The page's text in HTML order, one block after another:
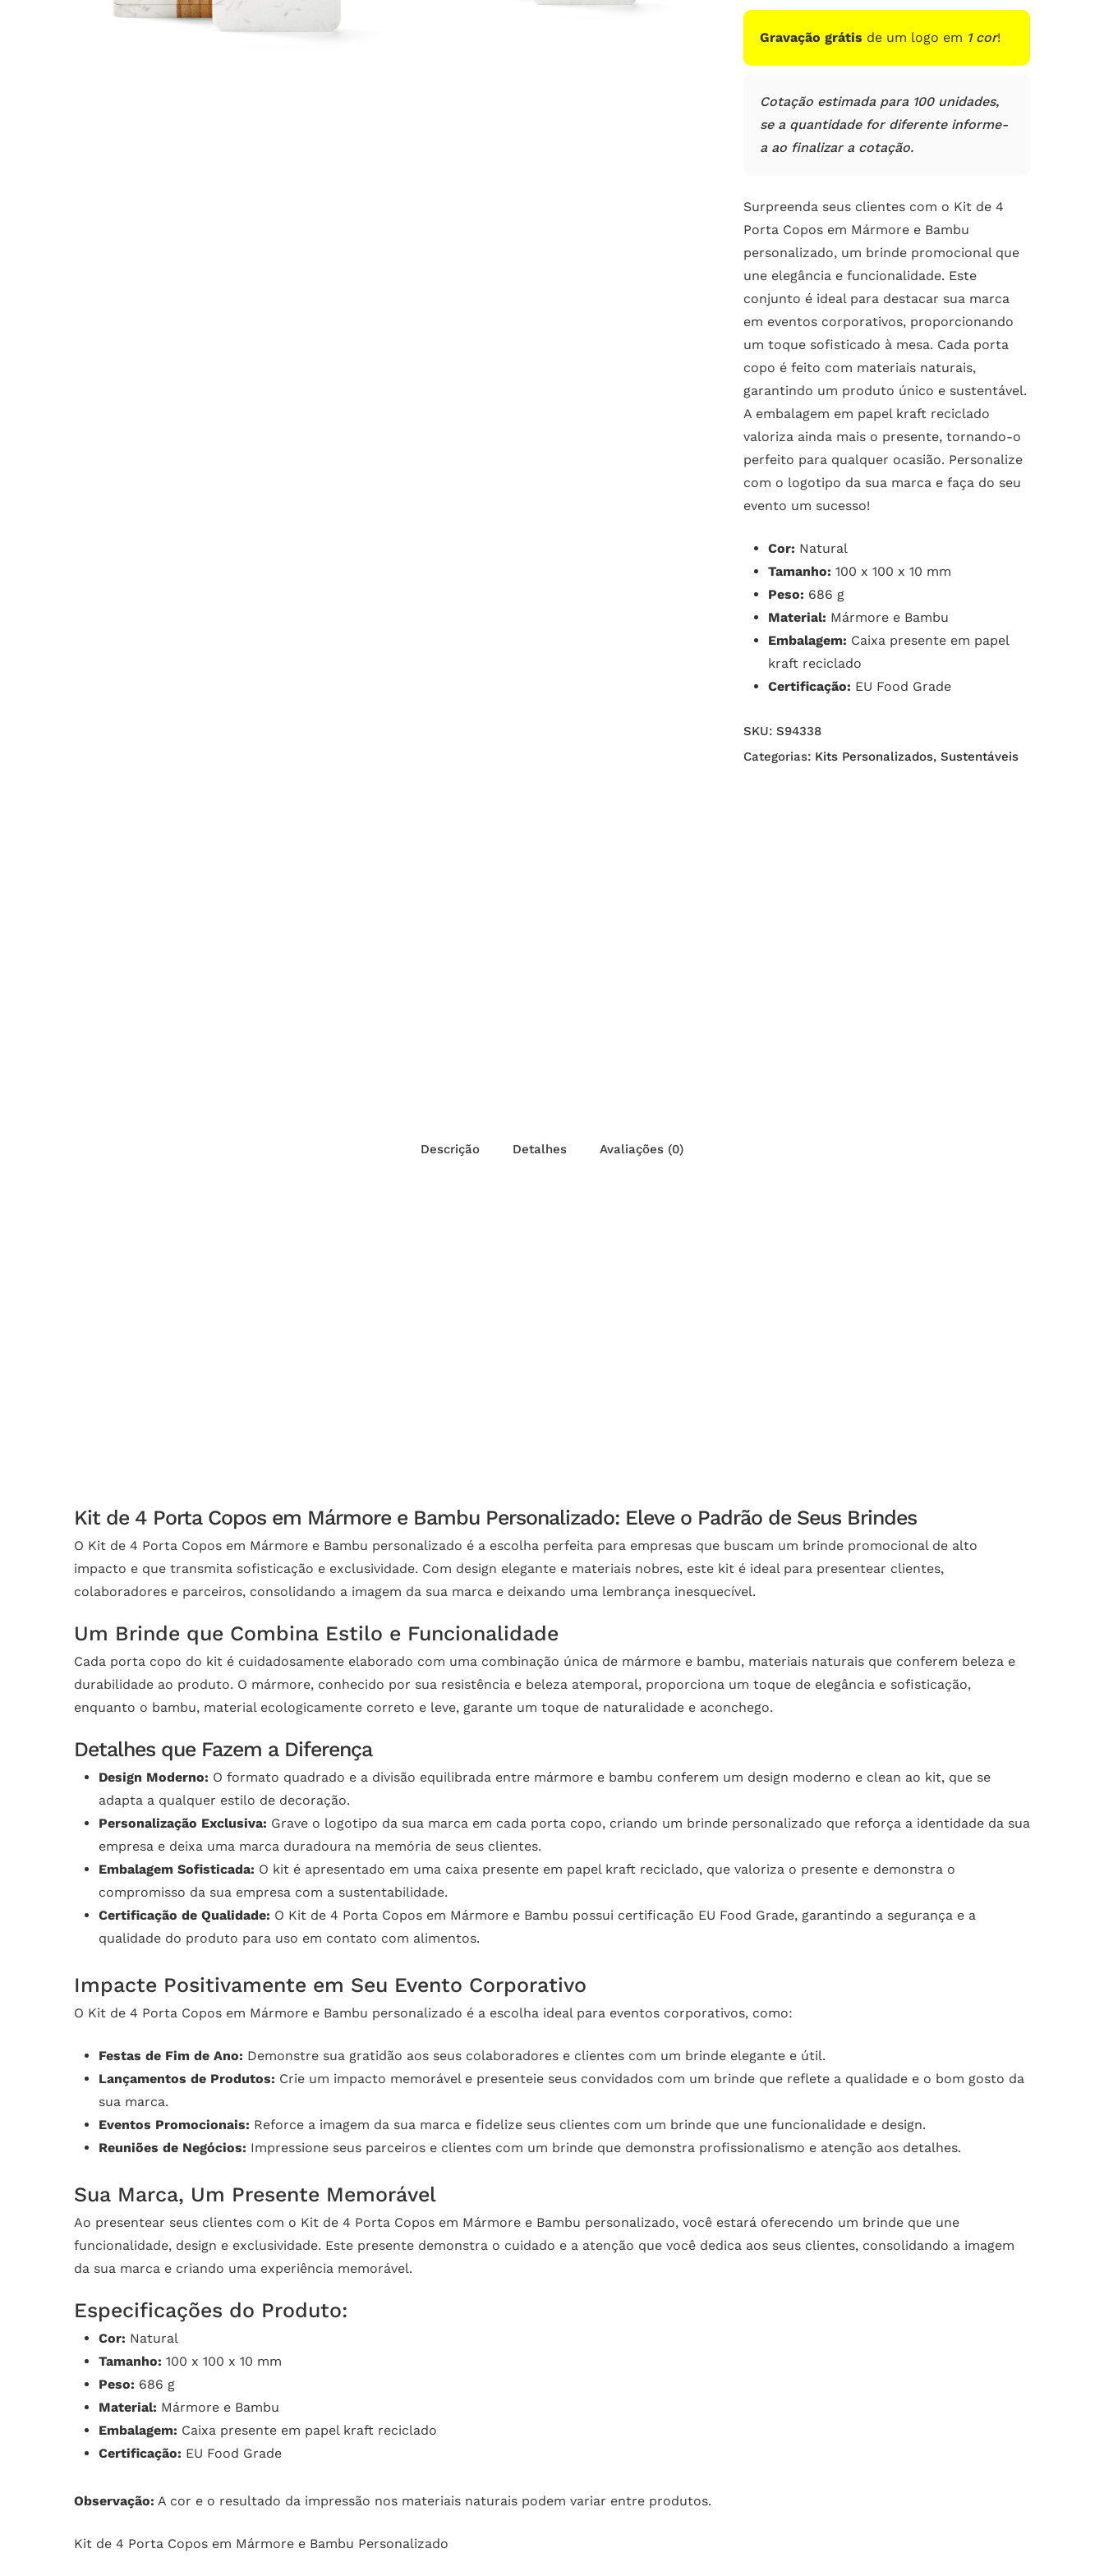
Gravação grátis de um logo em 1 cor!
Cotação estimada para 100 unidades,
se a quantidade for diferente informe-
a ao finalizar a cotação.
Surpreenda seus clientes com o Kit de 4
Porta Copos em Mármore e Bambu
personalizado, um brinde promocional que
une elegância e funcionalidade. Este
conjunto é ideal para destacar sua marca
em eventos corporativos, proporcionando
um toque sofisticado à mesa. Cada porta
copo é feito com materiais naturais,
garantindo um produto único e sustentável.
A embalagem em papel kraft reciclado
valoriza ainda mais o presente, tornando-o
perfeito para qualquer ocasião. Personalize
com o logotipo da sua marca e faça do seu
evento um sucesso!
Cor: Natural
Tamanho: 100 x 100 x 10 mm
Peso: 686 g
Material: Mármore e Bambu
Embalagem: Caixa presente em papel
kraft reciclado
Certificação: EU Food Grade
SKU: S94338
Categorias: Kits Personalizados, Sustentáveis
Descrição Detalhes Avaliações (0)
Kit de 4 Porta Copos em Mármore e Bambu Personalizado: Eleve o Padrão de Seus Brindes
O Kit de 4 Porta Copos em Mármore e Bambu personalizado é a escolha perfeita para empresas que buscam um brinde promocional de alto
impacto e que transmita sofisticação e exclusividade. Com design elegante e materiais nobres, este kit é ideal para presentear clientes,
colaboradores e parceiros, consolidando a imagem da sua marca e deixando uma lembrança inesquecível.
Um Brinde que Combina Estilo e Funcionalidade
Cada porta copo do kit é cuidadosamente elaborado com uma combinação única de mármore e bambu, materiais naturais que conferem beleza e
durabilidade ao produto. O mármore, conhecido por sua resistência e beleza atemporal, proporciona um toque de elegância e sofisticação,
enquanto o bambu, material ecologicamente correto e leve, garante um toque de naturalidade e aconchego.
Detalhes que Fazem a Diferença
Design Moderno: O formato quadrado e a divisão equilibrada entre mármore e bambu conferem um design moderno e clean ao kit, que se
adapta a qualquer estilo de decoração.
Personalização Exclusiva: Grave o logotipo da sua marca em cada porta copo, criando um brinde personalizado que reforça a identidade da sua
empresa e deixa uma marca duradoura na memória de seus clientes.
Embalagem Sofisticada: O kit é apresentado em uma caixa presente em papel kraft reciclado, que valoriza o presente e demonstra o
compromisso da sua empresa com a sustentabilidade.
Certificação de Qualidade: O Kit de 4 Porta Copos em Mármore e Bambu possui certificação EU Food Grade, garantindo a segurança e a
qualidade do produto para uso em contato com alimentos.
Impacte Positivamente em Seu Evento Corporativo
O Kit de 4 Porta Copos em Mármore e Bambu personalizado é a escolha ideal para eventos corporativos, como:
Festas de Fim de Ano: Demonstre sua gratidão aos seus colaboradores e clientes com um brinde elegante e útil.
Lançamentos de Produtos: Crie um impacto memorável e presenteie seus convidados com um brinde que reflete a qualidade e o bom gosto da
sua marca.
Eventos Promocionais: Reforce a imagem da sua marca e fidelize seus clientes com um brinde que une funcionalidade e design.
Reuniões de Negócios: Impressione seus parceiros e clientes com um brinde que demonstra profissionalismo e atenção aos detalhes.
Sua Marca, Um Presente Memorável
Ao presentear seus clientes com o Kit de 4 Porta Copos em Mármore e Bambu personalizado, você estará oferecendo um brinde que une
funcionalidade, design e exclusividade. Este presente demonstra o cuidado e a atenção que você dedica aos seus clientes, consolidando a imagem
da sua marca e criando uma experiência memorável.
Especificações do Produto:
Cor: Natural
Tamanho: 100 x 100 x 10 mm
Peso: 686 g
Material: Mármore e Bambu
Embalagem: Caixa presente em papel kraft reciclado
Certificação: EU Food Grade
Observação: A cor e o resultado da impressão nos materiais naturais podem variar entre produtos.
Kit de 4 Porta Copos em Mármore e Bambu Personalizado